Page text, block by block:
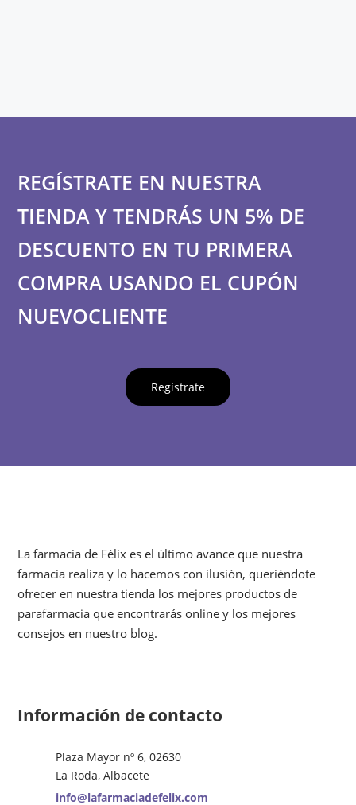
REGÍSTRATE EN NUESTRA
TIENDA Y TENDRÁS UN 5% DE
DESCUENTO EN TU PRIMERA
COMPRA USANDO EL CUPÓN
NUEVOCLIENTE
Regístrate
La farmacia de Félix es el último avance que nuestra
farmacia realiza y lo hacemos con ilusión, queriéndote
ofrecer en nuestra tienda los mejores productos de
parafarmacia que encontrarás online y los mejores
consejos en nuestro blog.
Información de contacto
Plaza Mayor nº 6, 02630
La Roda, Albacete
info@lafarmaciadefelix.com